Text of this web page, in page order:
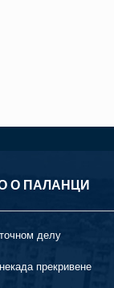
О ПАЛАНЦИ
делу
прекривене